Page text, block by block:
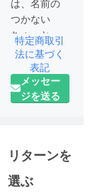
は、名前の
つかない
ちょっとし
た不便さや
不快さを解
消するため
の商品を開
員
趣味：読
特定商取引
法に基づく
表記
メッセー
ジを送る
リターンを
選ぶ